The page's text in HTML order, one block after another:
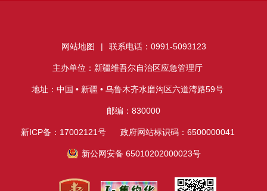
网站地图 | 联系电话：0991-5093123
主办单位：新疆维吾尔自治区应急管理厅
地址：中国 • 新疆 • 乌鲁木齐水磨沟区六道湾路59号
邮编：830000
新ICP备：17002121号 政府网站标识码：6500000041
新公网安备 65010202000023号